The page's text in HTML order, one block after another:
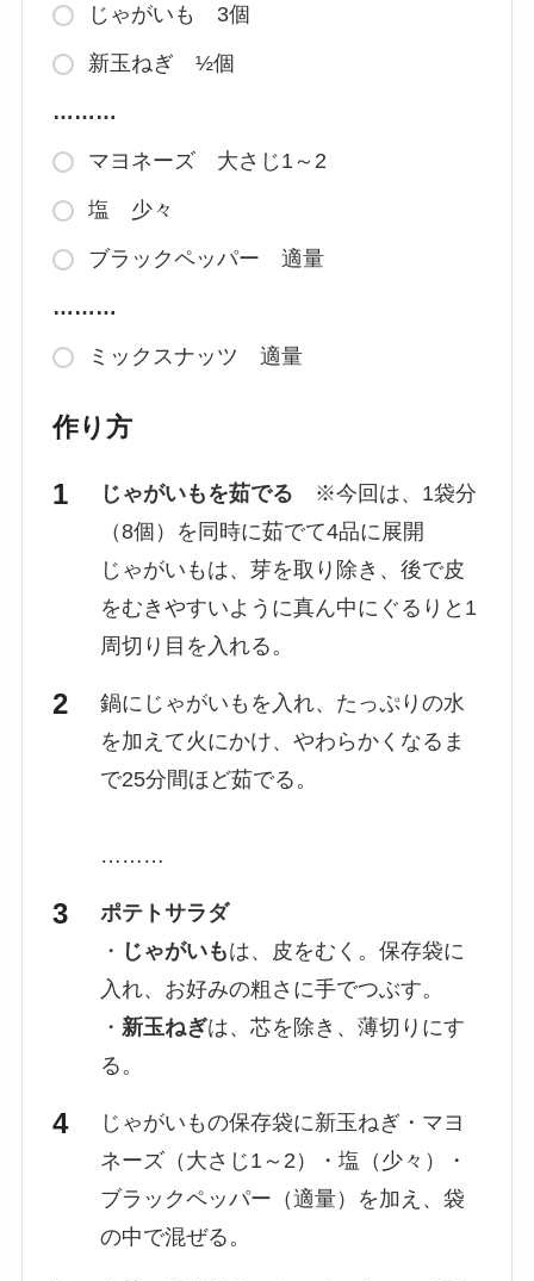
じゃがいも 3個
新玉ねぎ ½個
………
マヨネーズ 大さじ1～2
塩 少々
ブラックペッパー 適量
………
ミックスナッツ 適量
作り方
じゃがいもを茹でる ※今回は、1袋分
（8個）を同時に茹でて4品に展開
じゃがいもは、芽を取り除き、後で皮
をむきやすいように真ん中にぐるりと1
周切り目を入れる。
鍋にじゃがいもを入れ、たっぷりの水
を加えて火にかけ、やわらかくなるま
で25分間ほど茹でる。
………
ポテトサラダ
・ じゃがいもは、皮をむく。保存袋に
入れ、お好みの粗さに手でつぶす。
・ 新玉ねぎは、芯を除き、薄切りにす
る。
じゃがいもの保存袋に新玉ねぎ・マヨ
ネーズ（大さじ1～2）・塩（少々）・
ブラックペッパー（適量）を加え、袋
の中で混ぜる。